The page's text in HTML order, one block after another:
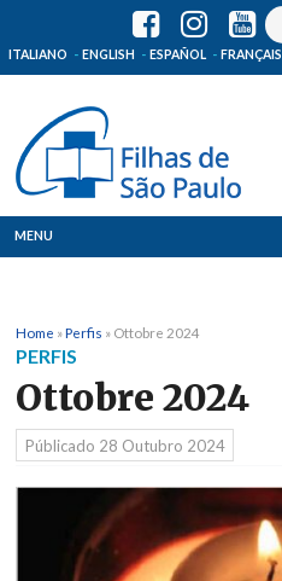
ITALIANO ENGLISH ESPAÑOL FRANÇAIS
MENU
Onde Estamos
Notícias
Recursos
Home »Perfis » Ottobre 2024
PERFIS
Ottobre 2024
Públicado 28 Outubro 2024